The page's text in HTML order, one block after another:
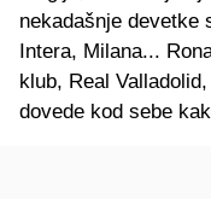
nekadašnje devetke
Intera, Milana...
klub, Real
dovede kod sebe